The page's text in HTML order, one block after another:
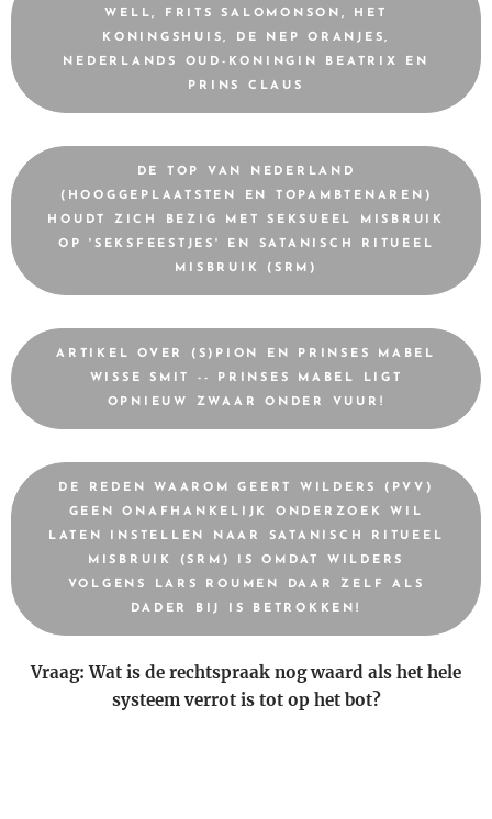
WELL, FRITS SALOMONSON, HET
KONINGSHUIS, DE NEP ORANJES,
NEDERLANDS OUD-KONINGIN BEATRIX EN
PRINS CLAUS
DE TOP VAN NEDERLAND
(HOOGGEPLAATSTEN EN TOPAMBTENAREN)
HOUDT ZICH BEZIG MET SEKSUEEL MISBRUIK
OP 'SEKSFEESTJES' EN SATANISCH RITUEEL
MISBRUIK (SRM)
ARTIKEL OVER (S)PION EN PRINSES MABEL
WISSE SMIT -- PRINSES MABEL LIGT
OPNIEUW ZWAAR ONDER VUUR!
DE REDEN WAAROM GEERT WILDERS (PVV)
GEEN ONAFHANKELIJK ONDERZOEK WIL
LATEN INSTELLEN NAAR SATANISCH RITUEEL
MISBRUIK (SRM) IS OMDAT WILDERS
VOLGENS LARS ROUMEN DAAR ZELF ALS
DADER BIJ IS BETROKKEN!
Vraag: Wat is de rechtspraak nog waard als het hele
systeem verrot is tot op het bot?